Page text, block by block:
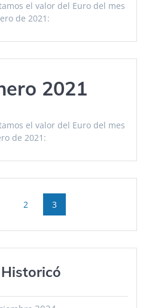
el valor del Euro del mes
de 2021:
2021
el valor del Euro del mes
de 2021:
Page
2 Page
3